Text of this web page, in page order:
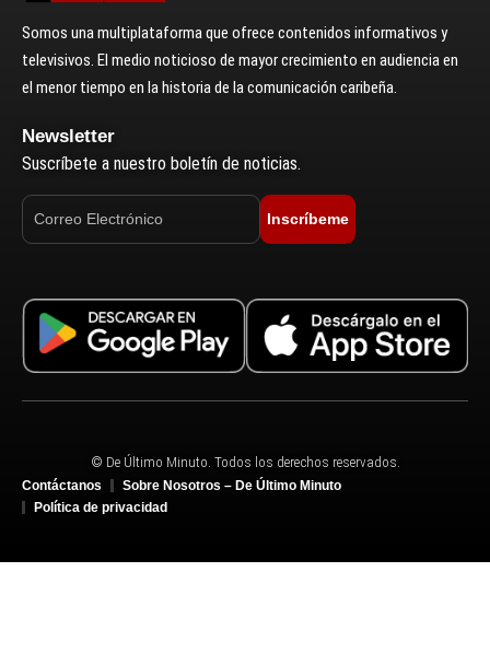
Somos una multiplataforma que ofrece contenidos informativos y
televisivos. El medio noticioso de mayor crecimiento en audiencia en
el menor tiempo en la historia de la comunicación caribeña.
Newsletter
Suscríbete a nuestro boletín de noticias.
Inscríbeme
© De Último Minuto. Todos los derechos reservados.
Contáctanos
Sobre Nosotros – De Último Minuto
Política de privacidad